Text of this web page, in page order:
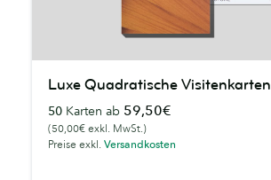
Quadratische
Visitenkarten
Luxe Quadratische Visitenkarten
50 Karten ab 59,50€
(50,00€ exkl. MwSt.)
Preise exkl. Versandkosten